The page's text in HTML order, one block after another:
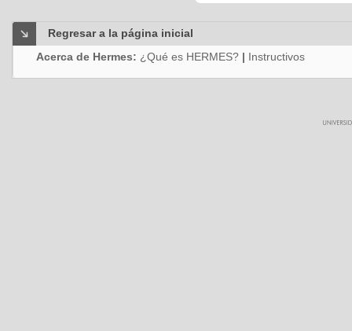
Regresar a la página inicial
Acerca de Hermes: ¿Qué es HERMES? | Instructivos